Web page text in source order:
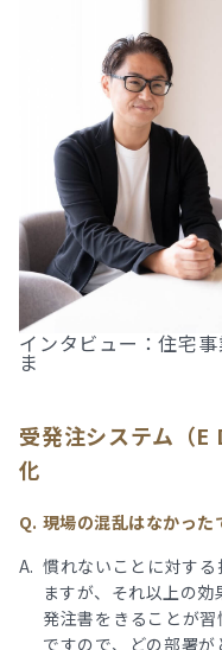
インタビュー：住宅
ま
受発注システム（
化
現場の混乱はなかった
慣れないことに対す
ますが、それ以上の効
発注書をきることが
ですので、どの部署